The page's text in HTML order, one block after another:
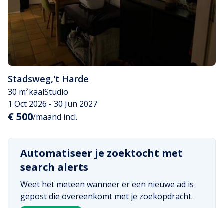
Stadsweg,'t Harde
30 m²kaalStudio
1 Oct 2026 - 30 Jun 2027
€ 500/maand incl.
Automatiseer je zoektocht met
search alerts
Weet het meteen wanneer er een nieuwe ad is
gepost die overeenkomt met je zoekopdracht.